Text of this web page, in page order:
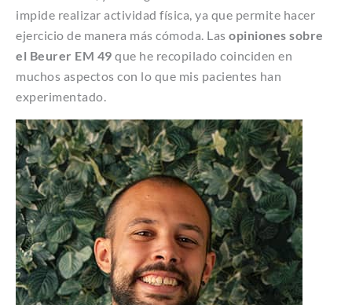
impide realizar actividad física, ya que permite hacer
ejercicio de manera más cómoda. Las opiniones sobre
el Beurer EM 49 que he recopilado coinciden en
muchos aspectos con lo que mis pacientes han
experimentado.